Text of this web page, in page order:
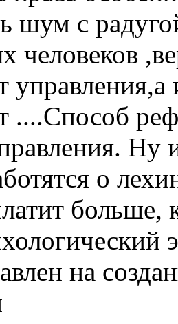
шум с
человеков
....Способ
Ну
о
на